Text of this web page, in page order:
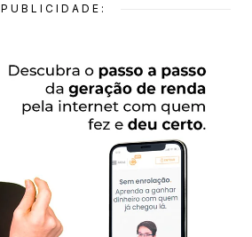
PUBLICIDADE: